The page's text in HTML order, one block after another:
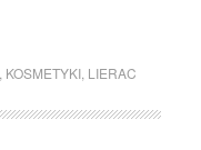
KOSMETYKI, LIERAC